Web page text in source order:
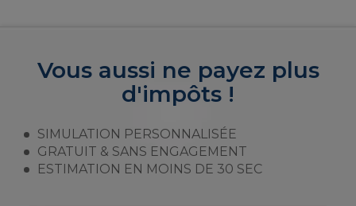
Vous aussi ne payez plus
d'impôts !
SIMULATION PERSONNALISÉE
GRATUIT & SANS ENGAGEMENT
ESTIMATION EN MOINS DE 30 SEC